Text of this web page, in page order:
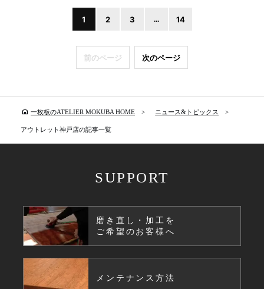
前のページ
1 2 3 ... 14
次のページ
home 一枚板のATELIER MOKUBA HOME ニュース&トピックス
アウトレット神戸店の記事一覧
SUPPORT
磨き直し・加工を
ご希望のお客様へ
メンテナンス方法